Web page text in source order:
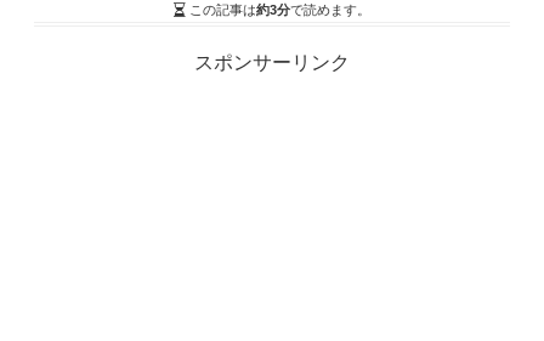
この記事は約3分で読めます。
スポンサーリンク